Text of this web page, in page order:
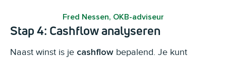
Fred Nessen, OKB-adviseur
Stap 4: Cashflow analyseren
Naast winst is je cashflow bepalend. Je kunt